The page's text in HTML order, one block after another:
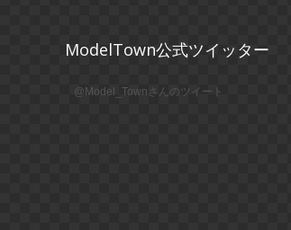
ModelTown公式ツイッター
@Model_Townさんのツイート